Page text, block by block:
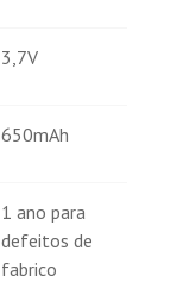
3,7V
650mAh
1 ano para
defeitos de
fabrico